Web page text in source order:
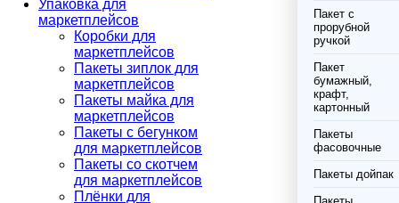
Упаковка для
маркетплейсов
Коробки для
маркетплейсов
Пакеты зиплок для
маркетплейсов
Пакеты майка для
маркетплейсов
Пакеты с бегунком
для маркетплейсов
Пакеты со скотчем
для маркетплейсов
Плёнки для
Пакет с
прорубной
ручкой
Пакет
бумажный,
крафт,
картонный
Пакеты
фасовочные
Пакеты дойпак